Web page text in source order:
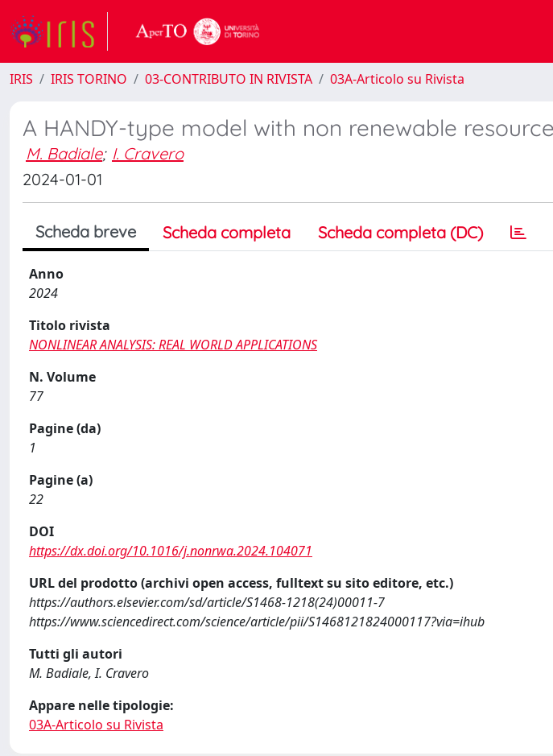
IRIS IRIS TORINO 03-CONTRIBUTO IN RIVISTA 03A-Articolo su Rivista
A HANDY-type model with non renewable
M. Badiale; I. Cravero
2024-01-01
Scheda breve Scheda completa Scheda completa (DC)
Anno
2024
Titolo rivista
NONLINEAR ANALYSIS: REAL WORLD APPLICATIONS
N. Volume
77
Pagine (da)
1
Pagine (a)
22
DOI
https://dx.doi.org/10.1016/j.nonrwa.2024.104071
URL del prodotto (archivi open access, fulltext su sito editore, etc.)
https://authors.elsevier.com/sd/article/S1468-1218(24)00011-7
https://www.sciencedirect.com/science/article/pii/S1468121824000117?via=ihub
Tutti gli autori
M. Badiale, I. Cravero
Appare nelle tipologie:
03A-Articolo su Rivista